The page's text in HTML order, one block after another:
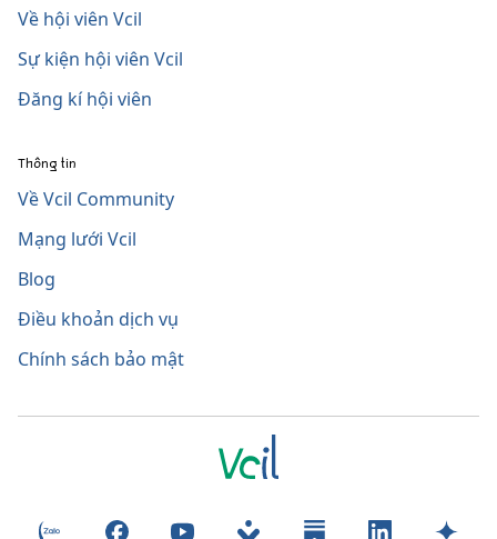
Về hội viên Vcil
Sự kiện hội viên Vcil
Đăng kí hội viên
Thông tin
Về Vcil Community
Mạng lưới Vcil
Blog
Điều khoản dịch vụ
Chính sách bảo mật